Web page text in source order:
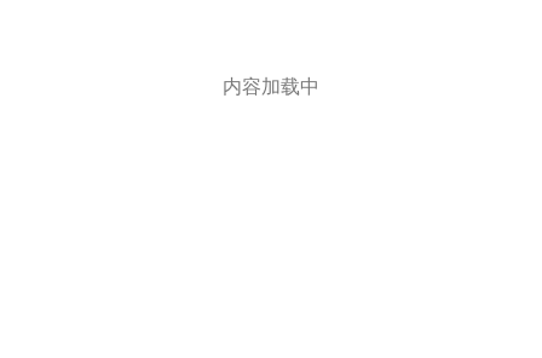
内容加载中